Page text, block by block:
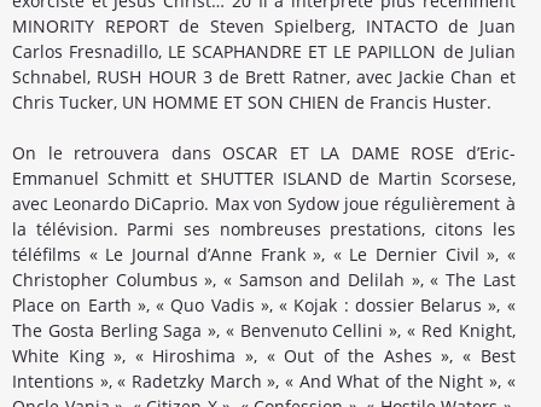
MINORITY REPORT de Steven Spielberg, INTACTO de Juan
Carlos Fresnadillo, LE SCAPHANDRE ET LE PAPILLON de Julian
Schnabel, RUSH HOUR 3 de Brett Ratner, avec Jackie Chan et
Chris Tucker, UN HOMME ET SON CHIEN de Francis Huster.
On le retrouvera dans OSCAR ET LA DAME ROSE d’Eric-
Emmanuel Schmitt et SHUTTER ISLAND de Martin Scorsese,
avec Leonardo DiCaprio. Max von Sydow joue régulièrement à
la télévision. Parmi ses nombreuses prestations, citons les
téléfilms « Le Journal d’Anne Frank », « Le Dernier Civil », «
Christopher Columbus », « Samson and Delilah », « The Last
Place on Earth », « Quo Vadis », « Kojak : dossier Belarus », «
The Gosta Berling Saga », « Benvenuto Cellini », « Red Knight,
White King », « Hiroshima », « Out of the Ashes », « Best
Intentions », « Radetzky March », « And What of the Night », «